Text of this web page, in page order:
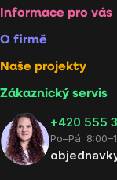
Informace pro vás
O firmě
Naše projekty
Zákaznický servis
‭+420 555
Po–Pá: